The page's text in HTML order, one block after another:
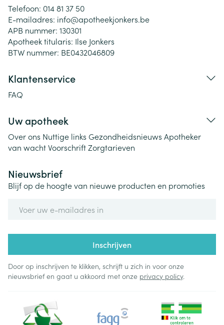
Telefoon: 014 81 37 50
E-mailadres: info@apotheekjonkers.be
APB nummer: 130301
Apotheek titularis: Ilse Jonkers
BTW nummer: BE0432046809
Klantenservice
FAQ
Uw apotheek
Over ons Nuttige links Gezondheidsnieuws Apotheker
van wachtVoorschriftZorgtarieven
Nieuwsbrief
Blijf op de hoogte van nieuwe producten en promoties
Inschrijven
Door op inschrijven te klikken, schrijft u zich in voor onze
nieuwsbrief en gaat u akkoord met onze privacy policy.